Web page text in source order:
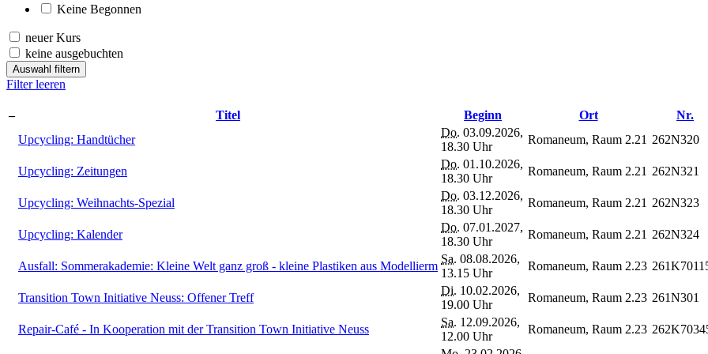
Keine Begonnen
neuer Kurs
keine ausgebuchten
Auswahl filtern
Filter leeren
– Titel Beginn Ort
Nr.
Upcycling: Handtücher
Do. 03.09.2026,
18.30 Uhr
Romaneum, Raum 2.21 262N320
Upcycling: Zeitungen
Do. 01.10.2026,
18.30 Uhr
Romaneum, Raum 2.21 262N321
Upcycling: Weihnachts-Spezial
Do. 03.12.2026,
18.30 Uhr
Romaneum, Raum 2.21 262N323
Upcycling: Kalender
Do. 07.01.2027,
18.30 Uhr
Romaneum, Raum 2.21 262N324
Ausfall: Sommerakademie: Kleine Welt ganz groß - kleine Plastiken aus Modellierm
Sa. 08.08.2026,
13.15 Uhr
Romaneum, Raum 2.23
Transition Town Initiative Neuss: Offener Treff
Di. 10.02.2026,
19.00 Uhr
Romaneum, Raum 2.23 261N301
Repair-Café - In Kooperation mit der Transition Town Initiative Neuss
Sa. 12.09.2026,
12.00 Uhr
Romaneum, Raum 2.23